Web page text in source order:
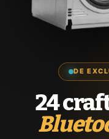
DE
24